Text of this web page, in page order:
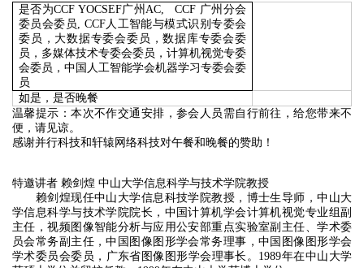
是否为CCF YOCSEF广州AC, CCF 广州分会
委员会委员, CCF人工智能与模式识别专委会
委员，大数据专委会委员，数据库专委会委
员，多媒体技术专委会委员，计算机视觉专委
会委员，中国人工智能学会机器学习专委会委
员
如是，是否晚餐
温馨提示：本次不作交通安排，参会人员需自行前往，给您带来不
便，请见谅。
感谢并行科技和轩辕网络科技对午餐和晚餐的赞助！
特邀讲者 赖剑煌 中山大学信息科学与技术学院教授
赖剑煌现任中山大学信息科技学院教授，博士生导师，中山大
学信息科学与技术学院院长，中国计算机学会计算机视觉专业组副
主任，视频图像智能分析与应用公安部重点实验室副主任、学术委
员会常务副主任，中国图像图形学会常务理事，中国图像图形学会
学术委员会委员，广东省图像图形学会理事长。1989年在中山大学